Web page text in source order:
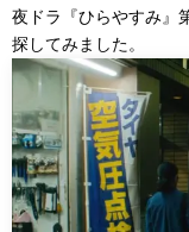
夜ドラ『ひらやすみ』
探してみました。